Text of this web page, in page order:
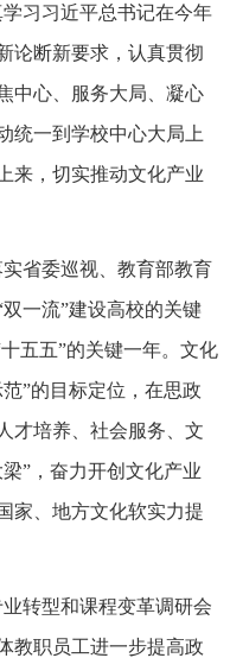
习习近平总书记在今年
论断新要求，认真贯彻
中心、服务大局、凝心
统一到学校中心大局上
来，切实推动文化产业
省委巡视、教育部教育
一流”建设高校的关键
五五”的关键一年。文化
”的目标定位，在思政
才培养、社会服务、文
”，奋力开创文化产业
家、地方文化软实力提
转型和课程变革调研会
教职员工进一步提高政